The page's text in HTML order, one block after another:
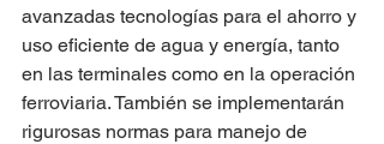
avanzadas tecnologías para el ahorro y
uso eficiente de agua y energía, tanto
en las terminales como en la operación
ferroviaria. También se implementarán
rigurosas normas para manejo de